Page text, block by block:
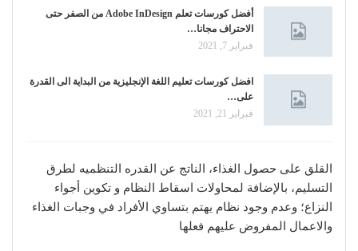
أفضل كورسات تعلم Adobe InDesign من الصفر حتى
الاحتراف مجانا…
فبراير 7, 2021
افضل كورسات تعليم اللغة الإنجليزية من البداية الى القدرة
على…
فبراير 21, 2021
القلق على حصول الغذاء، الناتج عن القدره التنظميه لطرق
التسليم، بالإضافة لمحاولات اسقاط النظام و تكوين أجواء
النزاع؛ وعدم وجود نظام يهتم بتساوي الأفراد في وجبات الغذاء
والاعمال المفروض عليهم فعلها